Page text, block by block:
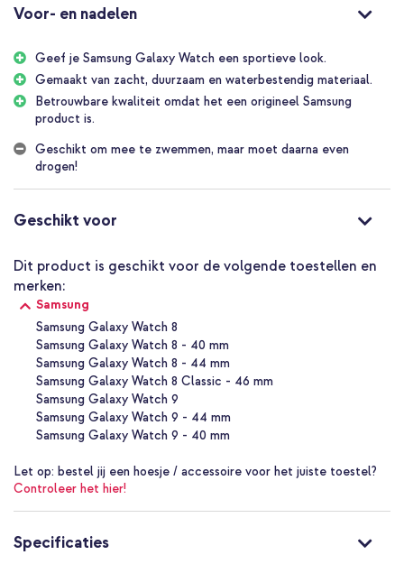
Sportief en ontspannen
over je kleding dragen, terwijl de dubbele lus zorgt voor een
stevige en comfortabele pasvorm. Verkrijgbaar in diverse trendy
kleuren, past dit bandje perfect bij elke outfit en gelegenheid.
Origineel Samsung product
Samsung, pionier in technologie, staat bekend om een breed scala
aan producten, waaronder smartphones, televisies, smartwatches,
smartphones en QLED-televisies. Ze staan bekend om
Waarom de Samsung Originele Watch8 Athleisure Band voor de
Galaxy Watch 8?
Water- en zweetbestendig
Zacht en duurzaam materiaal
Extra lengte voor over kleding
Dubbele lus voor stevige pasvorm
Origineel Samsung product
Voor- en nadelen
Geef je Samsung Galaxy Watch een sportieve look.
Gemaakt van zacht, duurzaam en waterbestendig materiaal.
Betrouwbare kwaliteit omdat het een origineel Samsung
product is.
Geschikt om mee te zwemmen, maar moet daarna even
drogen!
Geschikt voor
Dit product is geschikt voor de volgende toestellen en
merken:
Samsung
Samsung Galaxy Watch 8
Samsung Galaxy Watch 8 - 40 mm
Samsung Galaxy Watch 8 - 44 mm
Samsung Galaxy Watch 8 Classic - 46 mm
Samsung Galaxy Watch 9
Samsung Galaxy Watch 9 - 44 mm
Samsung Galaxy Watch 9 - 40 mm
Let op: bestel jij een hoesje / accessoire voor het juiste toestel?
Controleer het hier!
Specificaties